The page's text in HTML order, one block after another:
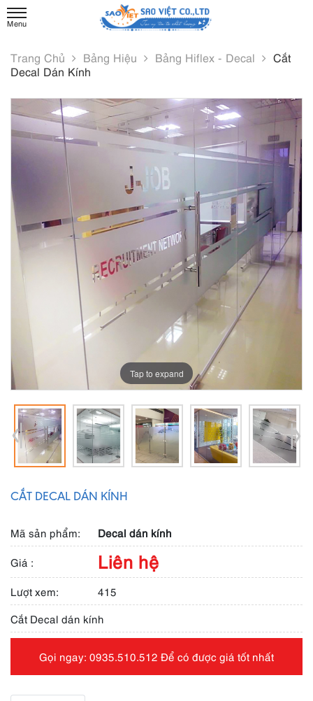
Trang Chủ Bảng Hiệu Bảng Hiflex - Decal
Cắt
Decal Dán Kính
Tap to expand
CẮT DECAL DÁN KÍNH
Mã sản phẩm: Decal dán kính
Giá : Liên hệ
Lượt xem:
415
Cắt Decal dán kính
Gọi ngay: 0935.510.512 Để có được giá tốt nhất